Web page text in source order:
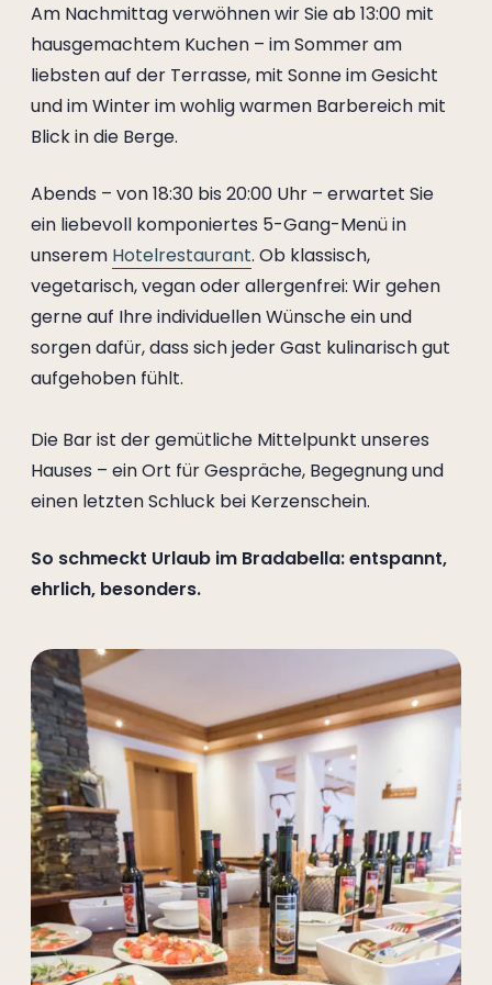
Am Nachmittag verwöhnen wir Sie ab 13:00 mit
hausgemachtem Kuchen – im Sommer am
liebsten auf der Terrasse, mit Sonne im Gesicht
und im Winter im wohlig warmen Barbereich mit
Blick in die Berge.
Abends – von 18:30 bis 20:00 Uhr – erwartet Sie
ein liebevoll komponiertes 5-Gang-Menü in
unserem Hotelrestaurant. Ob klassisch,
vegetarisch, vegan oder allergenfrei: Wir gehen
gerne auf Ihre individuellen Wünsche ein und
sorgen dafür, dass sich jeder Gast kulinarisch gut
aufgehoben fühlt.
Die Bar ist der gemütliche Mittelpunkt unseres
Hauses – ein Ort für Gespräche, Begegnung und
einen letzten Schluck bei Kerzenschein.
So schmeckt Urlaub im Bradabella: entspannt,
ehrlich, besonders.